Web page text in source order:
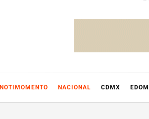
NOTIMOMENTO NACIONAL CDMX